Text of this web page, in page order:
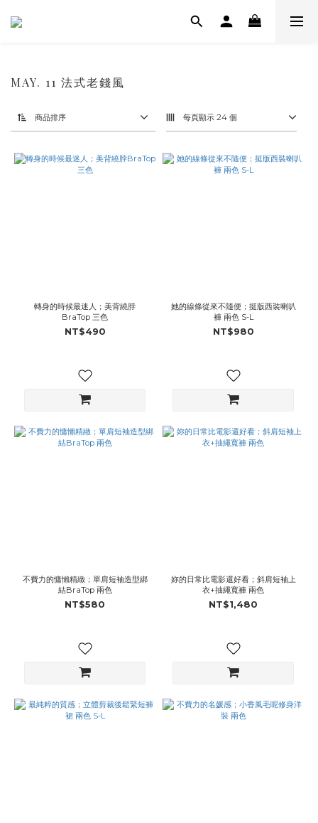
MAY. 11 法式老錢風
商品排序 每頁顯示 24 個
轉身的時候最迷人；美背繞脖
BraTop 三色
NT$490
她的線條從來不隨便；挺版西裝喇叭
褲 兩色 S-L
NT$980
不費力的慵懶精緻；單肩短袖造型綁
結BraTop 兩色
NT$580
妳的日常比電影還好看；斜肩短袖上
衣+抽繩寬褲 兩色
NT$1,480